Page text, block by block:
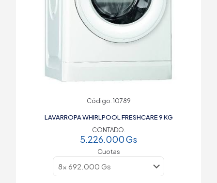
Código: 10789
LAVARROPA WHIRLPOOL FRESHCARE 9 KG
CONTADO:
5.226.000Gs
Cuotas